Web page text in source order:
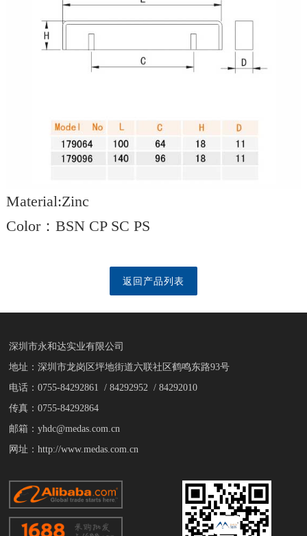
Material:Zinc
Color：BSN CP SC PS
返回产品列表
深圳市永和达实业有限公司
地址：深圳市龙岗区坪地街道六联社区鹤鸣东路93号
电话：0755-84292861 / 84292952 / 84292010
传真：0755-84292864
邮箱：yhdc@medas.com.cn
网址：http://www.medas.com.cn